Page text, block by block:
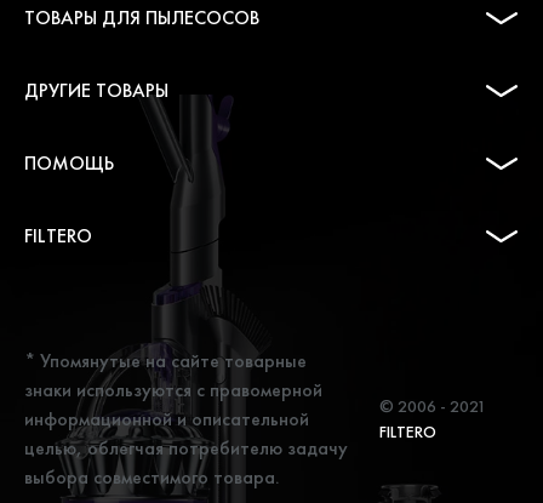
ТОВАРЫ ДЛЯ ПЫЛЕСОСОВ
ДРУГИЕ ТОВАРЫ
ПОМОЩЬ
FILTERO
* Упомянутые на сайте товарные
знаки используются с правомерной
информационной и описательной
целью, облегчая потребителю задачу
выбора совместимого товара.
© 2006 - 2021
FILTERO